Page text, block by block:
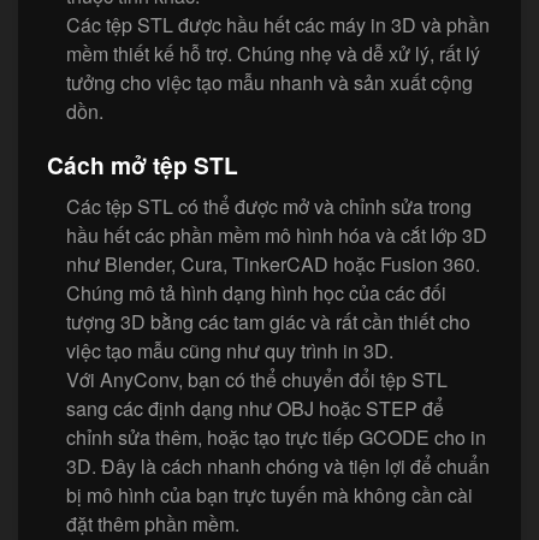
Các tệp STL được hầu hết các máy in 3D và phần
mềm thiết kế hỗ trợ. Chúng nhẹ và dễ xử lý, rất lý
tưởng cho việc tạo mẫu nhanh và sản xuất cộng
dồn.
Cách mở tệp STL
Các tệp STL có thể được mở và chỉnh sửa trong
hầu hết các phần mềm mô hình hóa và cắt lớp 3D
như Blender, Cura, TinkerCAD hoặc Fusion 360.
Chúng mô tả hình dạng hình học của các đối
tượng 3D bằng các tam giác và rất cần thiết cho
việc tạo mẫu cũng như quy trình in 3D.
Với AnyConv, bạn có thể chuyển đổi tệp STL
sang các định dạng như OBJ hoặc STEP để
chỉnh sửa thêm, hoặc tạo trực tiếp GCODE cho in
3D. Đây là cách nhanh chóng và tiện lợi để chuẩn
bị mô hình của bạn trực tuyến mà không cần cài
đặt thêm phần mềm.